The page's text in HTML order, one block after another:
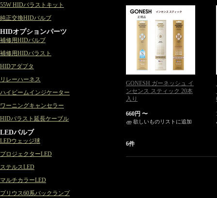
GONESH ガーネッシュ イ
ンセンス スティック 20本
入り
660円 〜
欲しいものリストに追加
6件
55W HIDバラストキット
純正交換HIDバルブ
HIDオプションパーツ
補修用HIDバルブ
補修用HIDバラスト
HIDアダプタ
リレーハーネス
ハイビームインジケーター
ワーニングキャンセラー
HIDバラスト延長ケーブル
LEDバルブ
LEDウェッジ球
プロジェクターLED
ステルスLED
マルチカラーLED
プリウス60系バックランプ